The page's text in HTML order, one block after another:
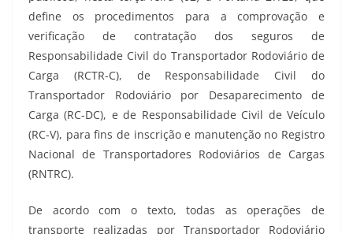
define os procedimentos para a comprovação e
verificação de contratação dos seguros de
Responsabilidade Civil do Transportador Rodoviário de
Carga (RCTR-C), de Responsabilidade Civil do
Transportador Rodoviário por Desaparecimento de
Carga (RC-DC), e de Responsabilidade Civil de Veículo
(RC-V), para fins de inscrição e manutenção no Registro
Nacional de Transportadores Rodoviários de Cargas
(RNTRC).
De acordo com o texto, todas as operações de
transporte realizadas por Transportador Rodoviário